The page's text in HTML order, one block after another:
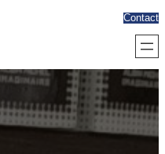
Contact